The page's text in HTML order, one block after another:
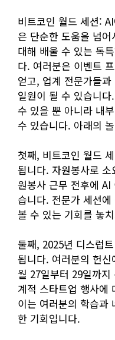
비트코인 월드 세션:
은 단순한 도움을 넘
대해 배울 수 있는 독
다. 여러분은 이벤트
얻고, 업계 전문가들
일원이 될 수 있습니
수 있을 뿐 아니라 내
수 있습니다. 아래의
첫째, 비트코인 월드
됩니다. 자원봉사로
원봉사 근무 전후에
습니다. 전문가 세션
볼 수 있는 기회를 놓
둘째, 2025년 디스럽
됩니다. 여러분의 헌
월 27일부터 29일까
계적 스타트업 행사에
이는 여러분의 학습과
한 기회입니다.